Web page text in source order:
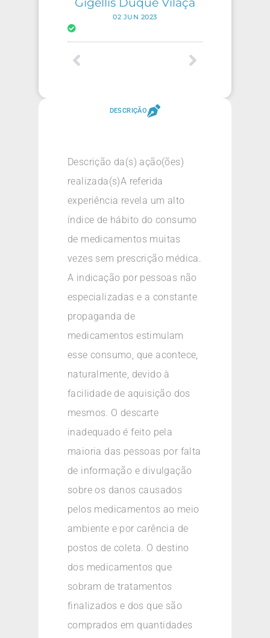
02 JUN 2023
DESCRIÇÃO
Descrição da(s) ação(ões)
realizada(s)A referida
experiência revela um alto
índice de hábito do consumo
de medicamentos muitas
vezes sem prescrição médica.
A indicação por pessoas não
especializadas e a constante
propaganda de
medicamentos estimulam
esse consumo, que acontece,
naturalmente, devido à
facilidade de aquisição dos
mesmos. O descarte
inadequado é feito pela
maioria das pessoas por falta
de informação e divulgação
sobre os danos causados
pelos medicamentos ao meio
ambiente e por carência de
postos de coleta. O destino
dos medicamentos que
sobram de tratamentos
finalizados e dos que são
comprados em quantidades